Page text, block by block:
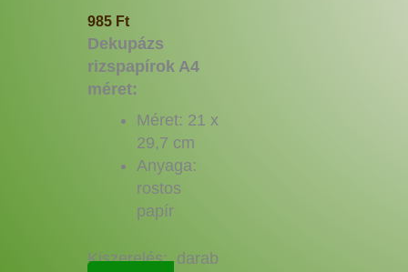
985 Ft
Dekupázs
rizspapírok A4
méret:
Méret: 21 x
29,7 cm
Anyaga:
rostos
papír
Kiszerelés: darab